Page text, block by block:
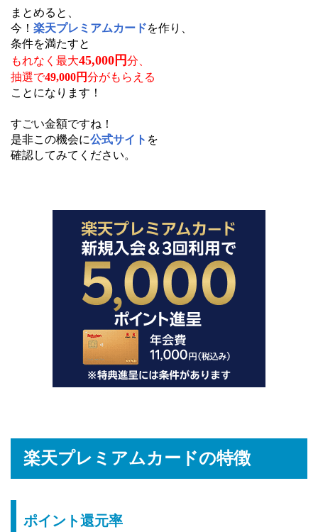
まとめると、
今！ 楽天プレミアムカードを作り、
条件を満たすと
もれなく最大45,000円分、
抽選で49,000円分がもらえる
ことになります！
すごい金額ですね！
是非この機会に公式サイト を
確認してみてください。
楽天プレミアムカードの特徴
ポイント還元率